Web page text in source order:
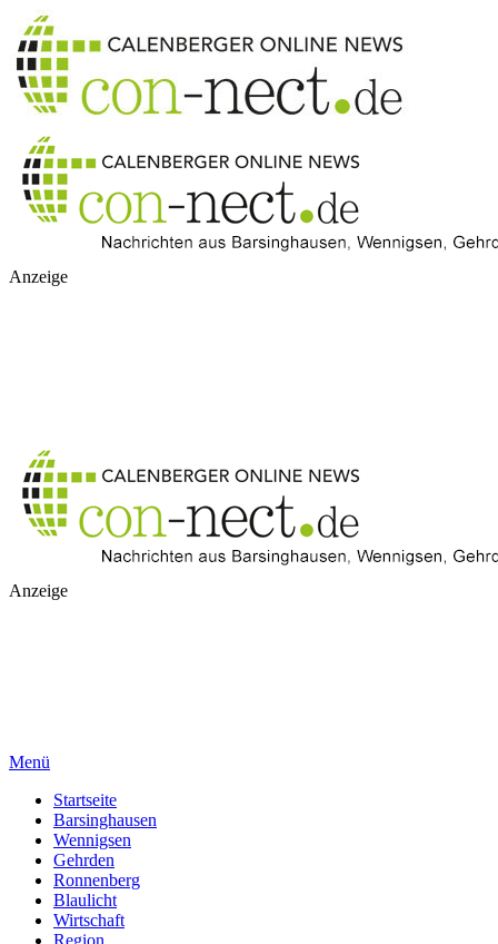
Anzeige
Anzeige
Menü
Startseite
Barsinghausen
Wennigsen
Gehrden
Ronnenberg
Blaulicht
Wirtschaft
Region